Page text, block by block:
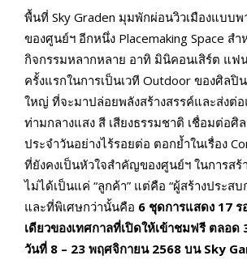
พื้นที่ Sky Graden มุมพักผ่อนวิวเมืองแบบ
ของศูนย์ฯ อีกหนึ่ง Placemaking Space สำ
กิจกรรมหลากหลาย อาทิ มินิคอนเสิร์ต แฟ
ครั้งแรกในการเป็นเวที Outdoor ของศิลปิ
ใหญ่ ที่จะมาปล่อยพลังสร้างสรรค์และส่งต่
ท่ามกลางแสง สี เสียงธรรมชาติ เชื่อมต่อศิ
ประจำวันอย่างไร้รอยต่อ ตอกย้ำในเรื่อง
ที่ยังคงเป็นหัวใจสำคัญของศูนย์ฯ ในการส
ไม่ได้เป็นแค่ “ลูกค้า” แต่คือ “ผู้สร้างประส
และที่พิเศษกว่านั้นคือ 6 ชุดการแสดง 17
เดียวของเทศกาลที่เปิดให้เข้าชมฟรี ตลอด
วันที่ 8 – 23 พฤศจิกายน 2568 บน Sky